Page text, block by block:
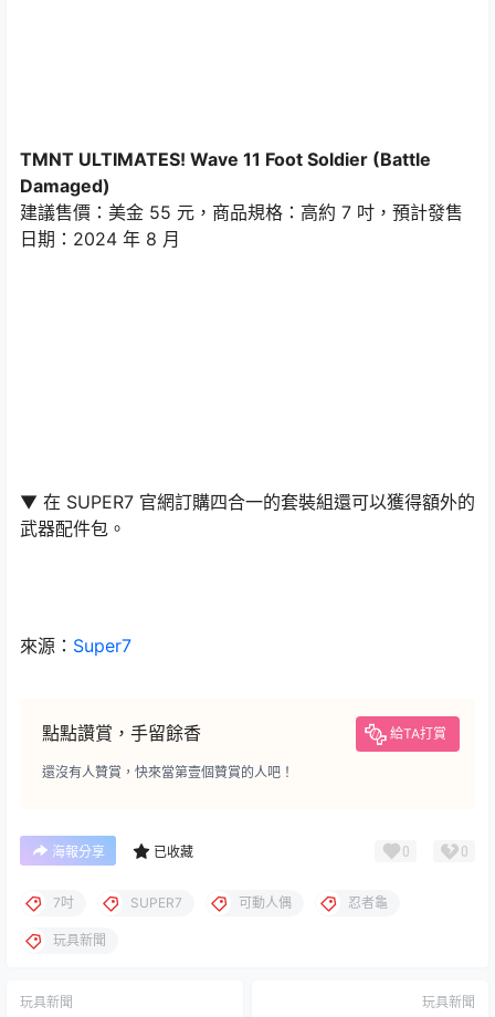
TMNT ULTIMATES! Wave 11 Foot Soldier (Battle
Damaged)
建議售價：美金 55 元，商品規格：高約 7 吋，預計發售
日期：2024 年 8 月
▼ 在 SUPER7 官網訂購四合一的套裝組還可以獲得額外的
武器配件包。
來源： Super7
點點讚賞，手留餘香 給TA打賞
還沒有人贊賞，快來當第壹個贊賞的人吧！
海報分享 已收藏 0 0
7吋 SUPER7 可動人偶 忍者龜
玩具新聞
玩具新聞 玩具新聞